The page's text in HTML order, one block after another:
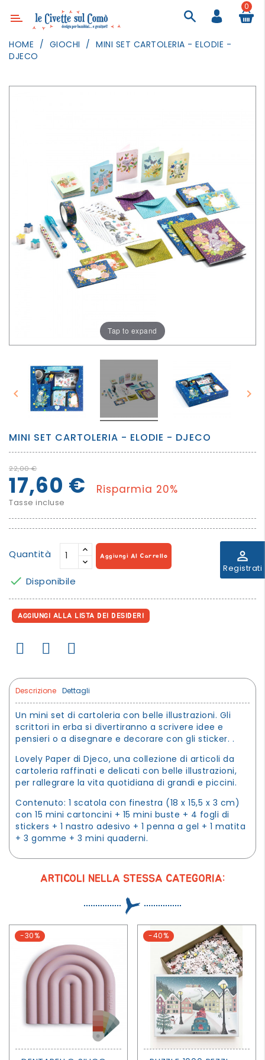
Categoria
ARREDAMENTO
EVENTI
perm_identity
Registrati
0
HOME GIOCHI
MINI SET CARTOLERIA - ELODIE -
DJECO
Tap to expand
 
MINI SET CARTOLERIA - ELODIE - DJECO
22,00 €
17,60 € Risparmia 20%
Tasse incluse
Quantità Aggiungi Al Carrello
 Disponibile
AGGIUNGI ALLA LISTA DEI DESIDERI
Descrizione Dettagli
Un mini set di cartoleria con belle illustrazioni. Gli
scrittori in erba si divertiranno a scrivere idee e
pensieri o a disegnare e decorare con gli sticker. .
Lovely Paper di Djeco, una collezione di articoli da
cartoleria raffinati e delicati con belle illustrazioni,
per rallegrare la vita quotidiana di grandi e piccini.
Contenuto: 1 scatola con finestra (18 x 15,5 x 3 cm)
con 15 mini cartoncini + 15 mini buste + 4 fogli di
stickers + 1 nastro adesivo + 1 penna a gel + 1 matita
+ 3 gomme + 3 mini quaderni.
ARTICOLI NELLA STESSA CATEGORIA:
-30% -40%